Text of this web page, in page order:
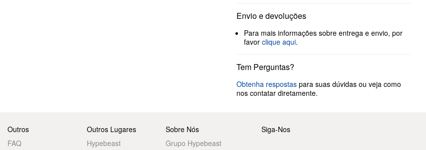
Envio e devoluções
Para mais informações sobre entrega e envio, por
favor clique aqui.
Tem Perguntas?
Obtenha respostas para suas dúvidas ou veja como
nos contatar diretamente.
Outros
FAQ
Outros Lugares
Hypebeast
Sobre Nós
Grupo Hypebeast
Siga-Nos